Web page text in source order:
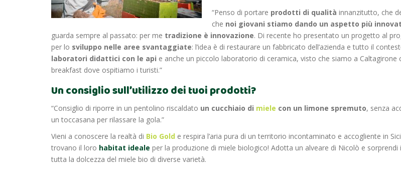
“Penso di portare prodotti di qualità innanzitutto, che
che noi giovani stiamo dando un aspetto più
guarda sempre al passato: per me tradizione è innovazione. Di recente ho presentato un progetto al
per lo sviluppo nelle aree svantaggiate: l’idea è di restaurare un fabbricato dell’azienda e tutto il
laboratori didattici con le api e anche un piccolo laboratorio di ceramica, visto che siamo a
breakfast dove ospitiamo i turisti.”
Un consiglio sull’utilizzo dei tuoi prodotti?
“Consiglio di riporre in un pentolino riscaldato un cucchiaio di miele con un limone spremuto, senza
un toccasana per rilassare la gola.”
Vieni a conoscere la realtà di Bio Gold e respira l’aria pura di un territorio incontaminato e accogliente in
trovano il loro habitat ideale per la produzione di miele biologico! Adotta un alveare di Nicolò e
tutta la dolcezza del miele bio di diverse varietà.